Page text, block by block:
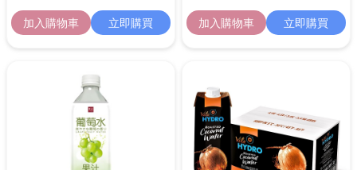
加入購物車 立即購買 加入購物車 立即購買